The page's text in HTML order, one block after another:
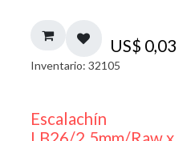
US$ 0,03
Inventario: 32105
Escalachín